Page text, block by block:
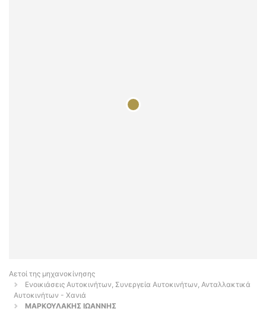
Αετοί της μηχανοκίνησης
Ενοικιάσεις Αυτοκινήτων, Συνεργεία Αυτοκινήτων, Ανταλλακτικά
Αυτοκινήτων - Χανιά
ΜΑΡΚΟΥΛΑΚΗΣ ΙΩΑΝΝΗΣ